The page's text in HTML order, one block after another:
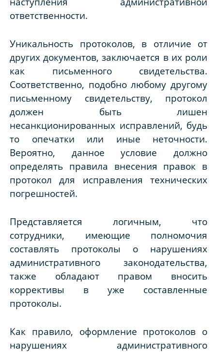
ответственности.
Уникальность протоколов, в отличие от
других документов, заключается в их роли
как письменного свидетельства.
Соответственно, подобно любому другому
письменному свидетельству, протокол
должен быть лишен
несанкционированных исправлений, будь
то опечатки или иные неточности.
Вероятно, данное условие должно
определять правила внесения правок в
протокол для исправления технических
погрешностей.
Представляется логичным, что
сотрудники, имеющие полномочия
составлять протоколы о нарушениях
административного законодательства,
также обладают правом вносить
коррективы в уже составленные
протоколы.
Как правило, оформление протоколов о
нарушениях административного